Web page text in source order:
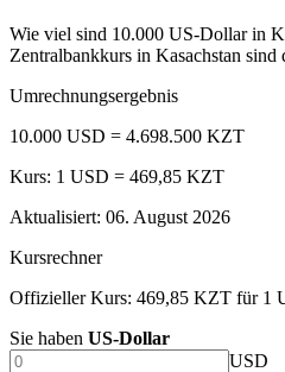
Wie viel sind 10.000 US-Dollar in
Zentralbankkurs in Kasachstan
Umrechnungsergebnis
10.000 USD = 4.698.500 KZT
Kurs: 1 USD = 469,85 KZT
Aktualisiert: 06. August 2026
Kursrechner
Offizieller Kurs: 469,85 KZT für 1
Sie haben US-Dollar
USD